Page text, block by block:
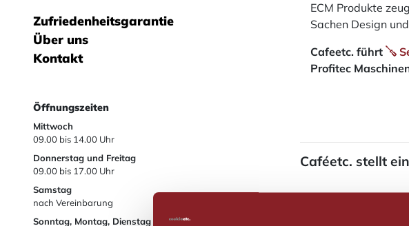
Zufriedenheitsgarantie
Über uns
Kontakt
Öffnungszeiten
Mittwoch
09.00 bis 14.00 Uhr
Donnerstag und Freitag
09.00 bis 17.00 Uhr
Samstag
nach Vereinbarung
Sonntag, Montag, Dienstag
ECM Produkte
Sachen Design
Cafeetc. führt
Profitec
Caféetc. stellt